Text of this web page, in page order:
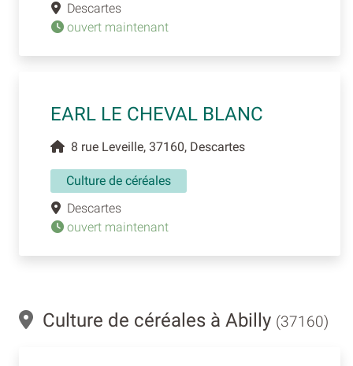
Descartes
ouvert maintenant
EARL LE CHEVAL BLANC
8 rue Leveille, 37160, Descartes
Culture de céréales
Descartes
ouvert maintenant
Culture de céréales à Abilly (37160)